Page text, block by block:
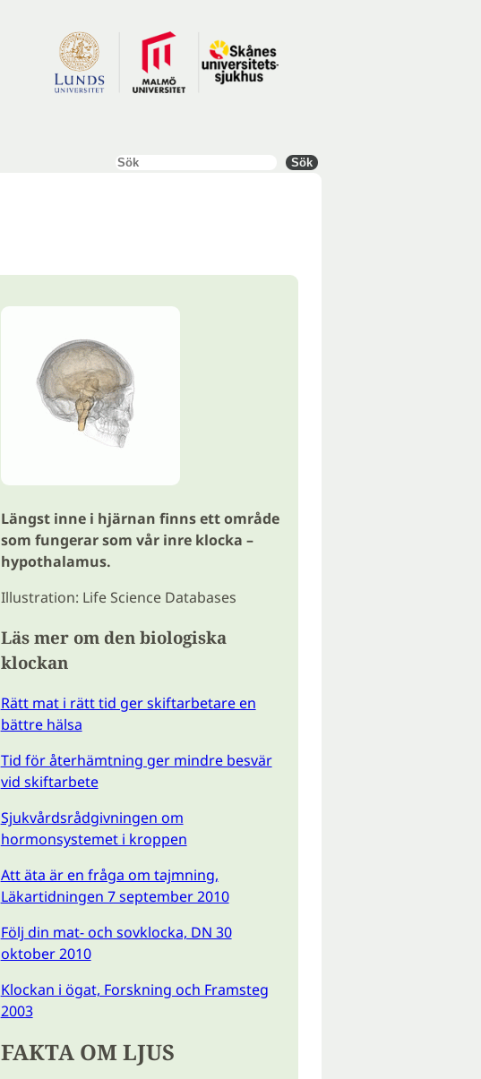
Sök Sök
Längst inne i hjärnan finns ett område
som fungerar som vår inre klocka –
hypothalamus.
Illustration: Life Science Databases
Läs mer om den biologiska
klockan
Rätt mat i rätt tid ger skiftarbetare en
bättre hälsa
Tid för återhämtning ger mindre besvär
vid skiftarbete
Sjukvårdsrådgivningen om
hormonsystemet i kroppen
Att äta är en fråga om tajmning,
Läkartidningen 7 september 2010
Följ din mat- och sovklocka, DN 30
oktober 2010
Klockan i ögat, Forskning och Framsteg
2003
FAKTA OM LJUS